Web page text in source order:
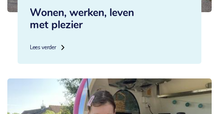
Wonen, werken, leven
met plezier
Lees verder